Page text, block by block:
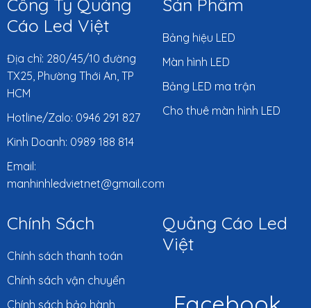
Cáo Led Việt
Địa chỉ: 280/45/10 đường
TX25, Phường Thới An, TP
HCM
Hotline/Zalo: 0946 291 827
Kinh Doanh: 0989 188 814
Email:
manhinhledvietnet@gmail.com
Bảng hiệu LED
Màn hình LED
Bảng LED ma trận
Cho thuê màn hình LED
Chính Sách
Chính sách thanh toán
Chính sách vận chuyển
Chính sách bảo hành
Quảng Cáo Led
Việt